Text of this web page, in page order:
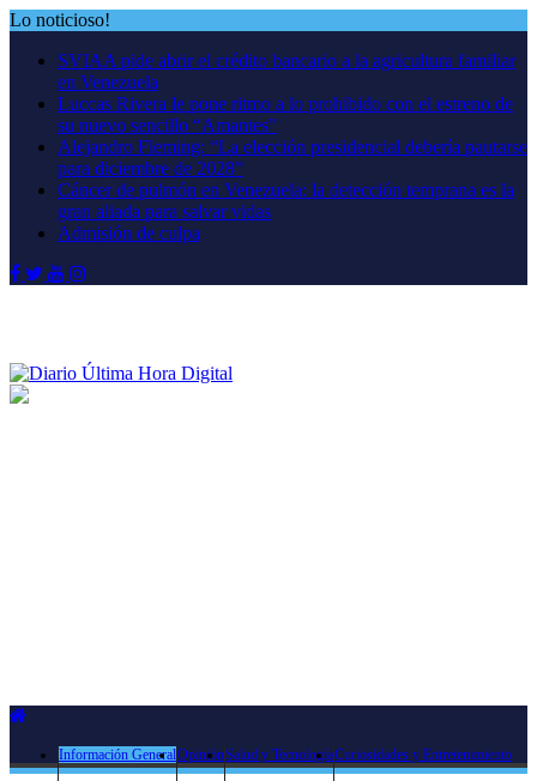
Saltar
contenido
Lo noticioso!
SVIAA pide abrir el crédito bancario a la agricultura familiar
en Venezuela
Luccas Rivera le pone ritmo a lo prohibido con el estreno de
su nuevo sencillo “Amantes”
Alejandro Fleming: “La elección presidencial debería pautarse
para diciembre de 2028”
Cáncer de pulmón en Venezuela: la detección temprana es la
gran aliada para salvar vidas
Admisión de culpa
Información GeneralOpiniónSalud y TecnologíaCuriosidades y Entretenimiento